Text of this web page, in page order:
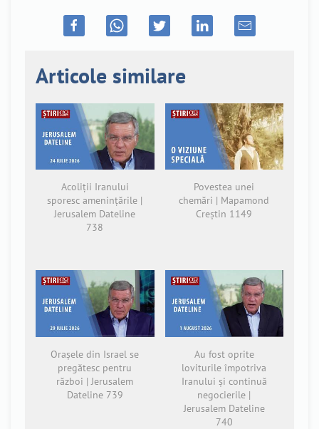
Articole similare
Acoliții Iranului
sporesc amenințările |
Jerusalem Dateline
738
Povestea unei
chemări | Mapamond
Creștin 1149
Orașele din Israel se
pregătesc pentru
război | Jerusalem
Dateline 739
Au fost oprite
loviturile împotriva
Iranului și continuă
negocierile |
Jerusalem Dateline
740